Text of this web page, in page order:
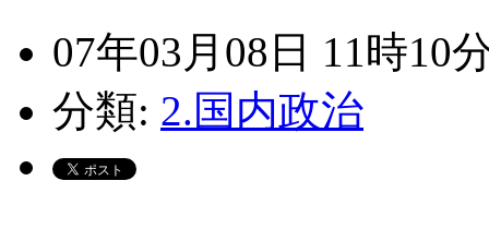
07年03月08日 11時10
分類: 2.国内政治